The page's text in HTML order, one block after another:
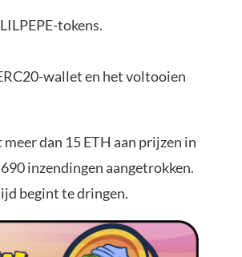
tokens.
wallet en het voltooien
dan 15 ETH aan prijzen in
inzendingen aangetrokken.
begint te dringen.